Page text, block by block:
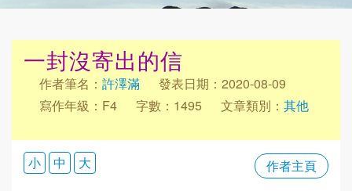
一封沒寄出的信
作者筆名： 許澤滿
發表日期：2020-08-09
寫作年級：F4
字數：1495 文章類別： 其他
作者主頁
小 中 大